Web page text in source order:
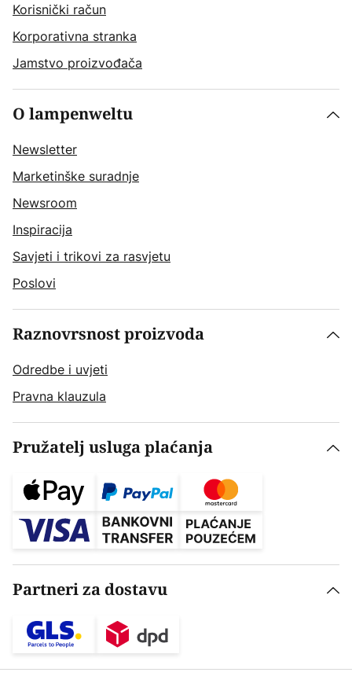
Korisnički račun
Korporativna stranka
Jamstvo proizvođača
O lampenweltu
Newsletter
Marketinške suradnje
Newsroom
Inspiracija
Savjeti i trikovi za rasvjetu
Poslovi
Raznovrsnost proizvoda
Odredbe i uvjeti
Pravna klauzula
Pružatelj usluga plaćanja
Partneri za dostavu